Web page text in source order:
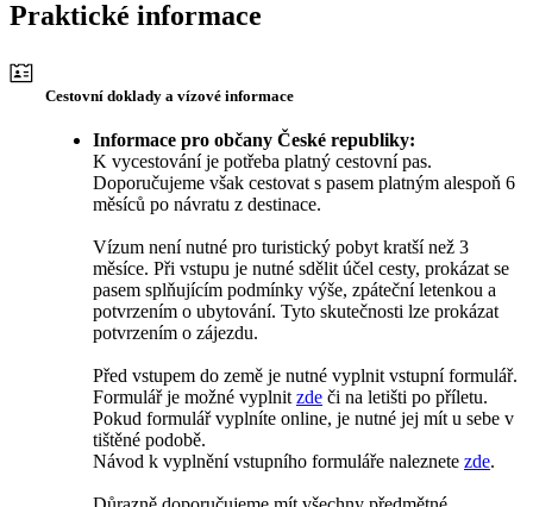
Praktické informace
Cestovní doklady a vízové informace
Informace pro občany České republiky:
K vycestování je potřeba platný cestovní pas.
Doporučujeme však cestovat s pasem platným alespoň 6
měsíců po návratu z destinace.
Vízum není nutné pro turistický pobyt kratší než 3
měsíce. Při vstupu je nutné sdělit účel cesty, prokázat se
pasem splňujícím podmínky výše, zpáteční letenkou a
potvrzením o ubytování. Tyto skutečnosti lze prokázat
potvrzením o zájezdu.
Před vstupem do země je nutné vyplnit vstupní formulář.
Formulář je možné vyplnit zde či na letišti po příletu.
Pokud formulář vyplníte online, je nutné jej mít u sebe v
tištěné podobě.
Návod k vyplnění vstupního formuláře naleznete zde.